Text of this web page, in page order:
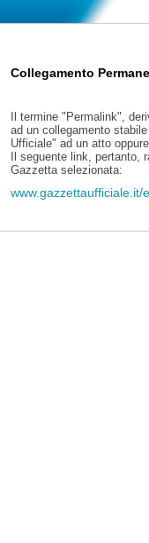
Collegamento
Il termine "Permalink",
ad un collegamento
Ufficiale" ad un atto
Il seguente link,
Gazzetta selezionata: